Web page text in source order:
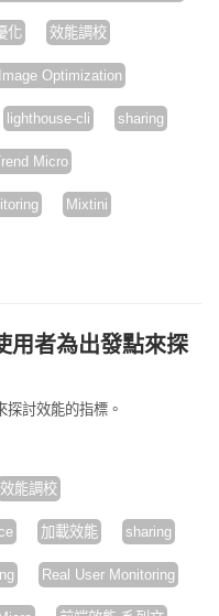
化 效能調校
Image Optimization
lighthouse-cli sharing
Micro
Mixtini
者為出發點來探
討效能的指標。
效能調校
加載效能 sharing
Real User Monitoring